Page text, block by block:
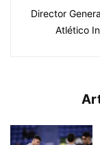
Director
Atlético